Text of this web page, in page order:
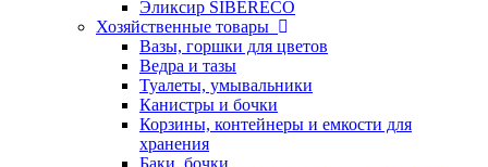
Эликсир SIBERECO
Хозяйственные товары
Вазы, горшки для цветов
Ведра и тазы
Туалеты, умывальники
Канистры и бочки
Корзины, контейнеры и емкости для
хранения
Баки, бочки